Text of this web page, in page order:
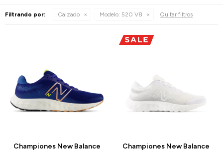
Filtrando por: Calzado Modelo: 520 V8 Quitar filtros
Championes New Balance
Championes New Balance